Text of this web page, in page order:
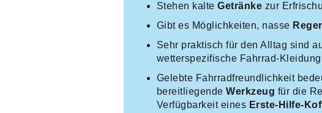
Stehen kalte Getränke zur
Gibt es Möglichkeiten, nasse
Sehr praktisch für den Alltag sind
wetterspezifische Fahrrad-
Gelebte Fahrradfreundlichkeit
bereitliegende Werkzeug für die
Verfügbarkeit eines Erste-Hilfe-